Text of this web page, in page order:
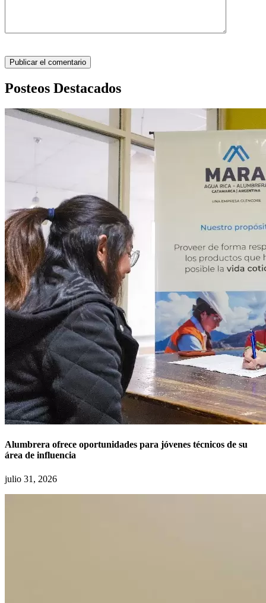
Posteos Destacados
Alumbrera ofrece oportunidades para jóvenes técnicos de su
área de influencia
julio 31, 2026